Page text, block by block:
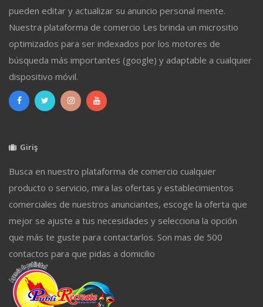
pueden editar y actualizar su anuncio personal mente.
Nuestra plataforma de comercio Les brinda un micrositio
optimizados para ser indexados por los motores de
búsqueda más importantes (google) y adaptable a cualquier
dispositivo móvil.
Giriş
Busca en nuestro plataforma de comercio cualquier
producto o servicio, mira las ofertas y establecimientos
comerciales de nuestros anunciantes, escoge la oferta que
mejor se ajuste a tus necesidades y selecciona la opción
que más te guste para contactarlos. Son mas de 500
contactos para que pidas a domicilio